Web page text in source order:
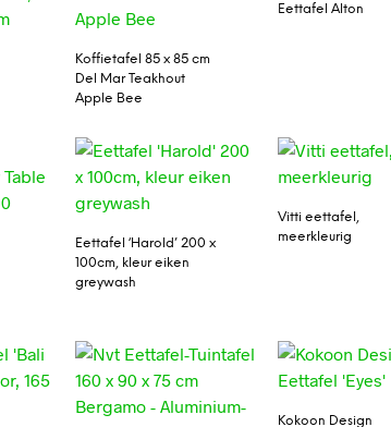
Koffietafel 85 x 85 cm
Del Mar Teakhout
Apple Bee
Eettafel Alton
Eettafel ‘Harold’ 200 x
100cm, kleur eiken
greywash
Vitti eettafel,
meerkleurig
Kokoon Design